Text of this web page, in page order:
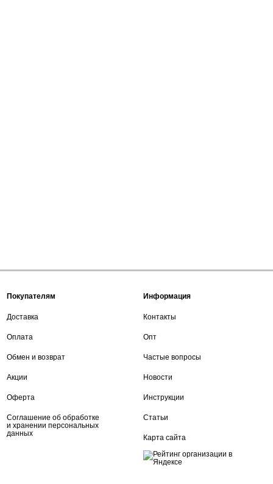
Покупателям
Доставка
Оплата
Обмен и возврат
Акции
Оферта
Соглашение об обработке
и хранении персональных
данных
Информация
Контакты
Опт
Частые вопросы
Новости
Инструкции
Статьи
Карта сайта